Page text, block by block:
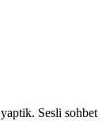
Sesli sohbet